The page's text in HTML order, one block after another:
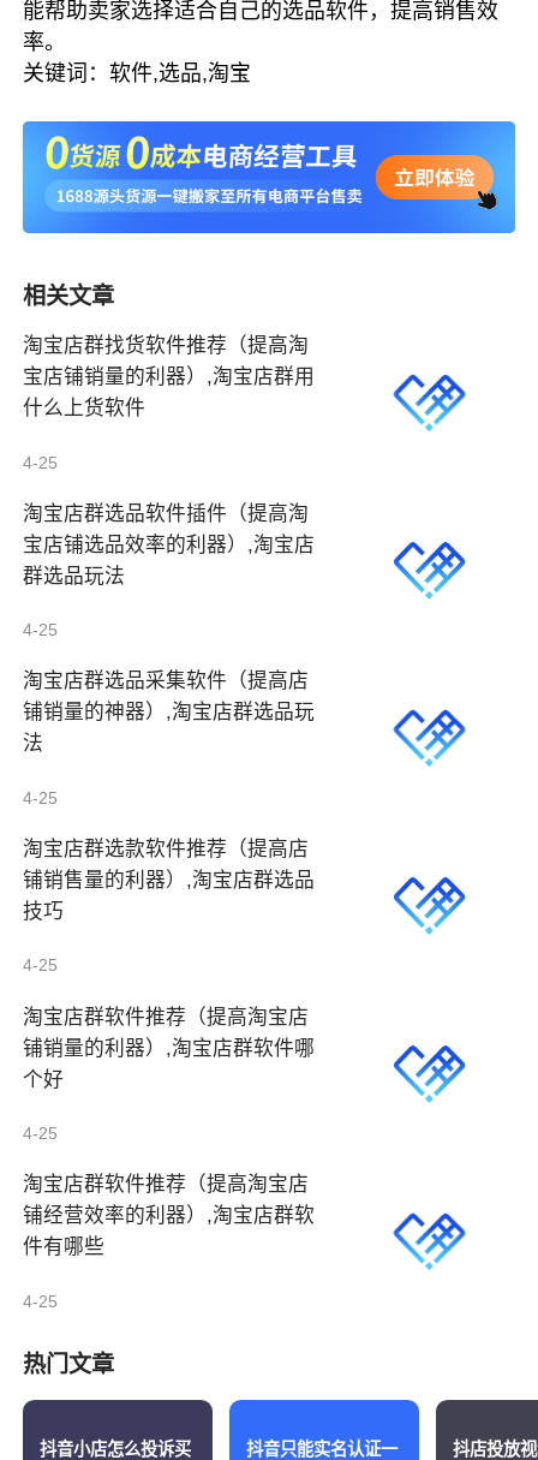
能帮助卖家选择适合自己的选品软件，提高销售效
率。
关键词：软件,选品,淘宝
相关文章
淘宝店群找货软件推荐（提高淘
宝店铺销量的利器）,淘宝店群用
什么上货软件
4-25
淘宝店群选品软件插件（提高淘
宝店铺选品效率的利器）,淘宝店
群选品玩法
4-25
淘宝店群选品采集软件（提高店
铺销量的神器）,淘宝店群选品玩
法
4-25
淘宝店群选款软件推荐（提高店
铺销售量的利器）,淘宝店群选品
技巧
4-25
淘宝店群软件推荐（提高淘宝店
铺销量的利器）,淘宝店群软件哪
个好
4-25
淘宝店群软件推荐（提高淘宝店
铺经营效率的利器）,淘宝店群软
件有哪些
4-25
热门文章
抖音小店怎么投诉买
抖音只能实名认证一
抖店投放